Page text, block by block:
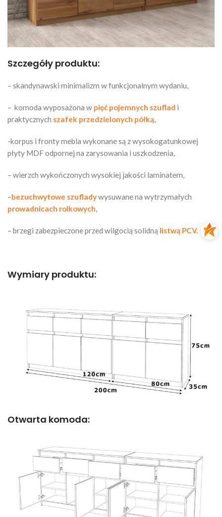
Szczegóły produktu:
– skandynawski minimalizm w funkcjonalnym wydaniu,
– komoda wyposażona w pięć pojemnych szuflad i
praktycznych szafek przedzielonych półką,
-korpus i fronty mebla wykonane są z wysokogatunkowej
płyty MDF odpornej na zarysowania i uszkodzenia,
– wierzch wykończonych wysokiej jakości laminatem,
–bezuchwytowe szufladywysuwane na wytrzymałych
prowadnicach rolkowych,
– brzegi zabezpieczone przed wilgocią solidną listwą PCV.
Wymiary produktu:
Otwarta komoda: